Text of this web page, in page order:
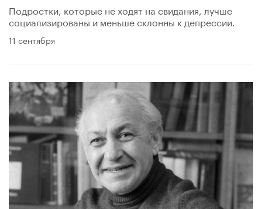
Подростки, которые не ходят на свидания, лучше
социализированы и меньше склонны к депрессии.
11 сентября